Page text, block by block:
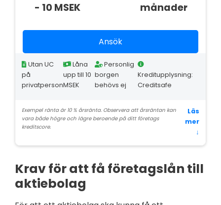
- 10 MSEK
månader
Ansök
Utan UC
på
privatperson
Låna
upp till 10
MSEK
Personlig
borgen
behövs ej
Kreditupplysning:
Creditsafe
Exempel ränta är 10 % årsränta. Observera att årsräntan kan
vara både högre och lägre beroende på ditt företags
kreditscore.
Läs
mer
↓
Krav för att få företagslån till
aktiebolag